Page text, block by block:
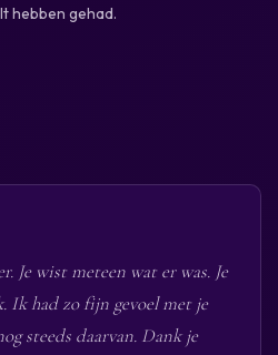
hebben gehad.
Je wist meteen wat er was. Je
had zo fijn gevoel met je
steeds daarvan. Dank je